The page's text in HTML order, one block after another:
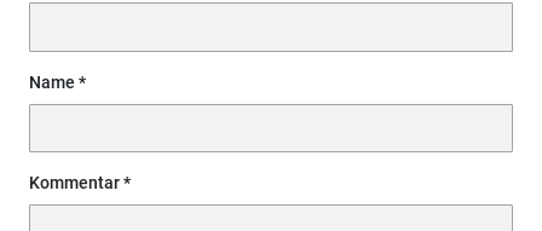
Name
Kommentar